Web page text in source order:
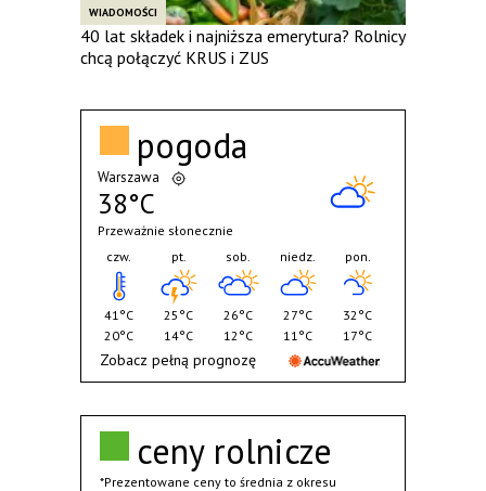
WIADOMOŚCI
40 lat składek i najniższa emerytura? Rolnicy
chcą połączyć KRUS i ZUS
ceny rolnicze
*Prezentowane ceny to średnia z okresu
pogoda
Warszawa
38°C
Przeważnie słonecznie
czw.
41°C
20°C
pt.
25°C
14°C
sob.
26°C
12°C
niedz.
27°C
11°C
pon.
32°C
17°C
Zobacz pełną prognozę